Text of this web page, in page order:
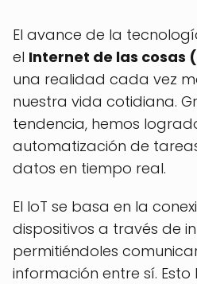
El avance de la
el Internet de las cosas
una realidad cada vez
nuestra vida cotidiana.
tendencia, hemos
automatización de
datos en tiempo real.
El IoT se basa en la
dispositivos a través de
permitiéndoles
información entre sí.